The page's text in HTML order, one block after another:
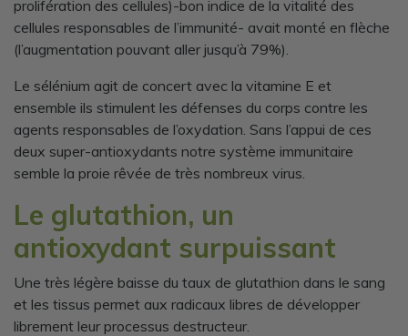
prolifération des cellules)-bon indice de la vitalité des
cellules responsables de l’immunité- avait monté en flèche
(l’augmentation pouvant aller jusqu’à 79%)
Le sélénium agit de concert avec la vitamine E et
ensemble ils stimulent les défenses du corps contre les
agents responsables de l’oxydation. Sans l’appui de ces
deux super-antioxydants notre système immunitaire
semble la proie rêvée de très nombreux virus.
Le glutathion, un
antioxydant surpuissant
Une très légère baisse du taux de glutathion dans le sang
et les tissus permet aux radicaux libres de développer
librement leur processus destructeur.